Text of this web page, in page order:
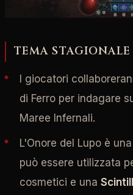
TEMA
I giocatori
di Ferro per indagare
Maree Infernali.
L'Onore del Lupo è
può essere utilizzata
cosmetici e una